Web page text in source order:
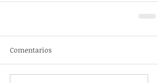
Comentarios